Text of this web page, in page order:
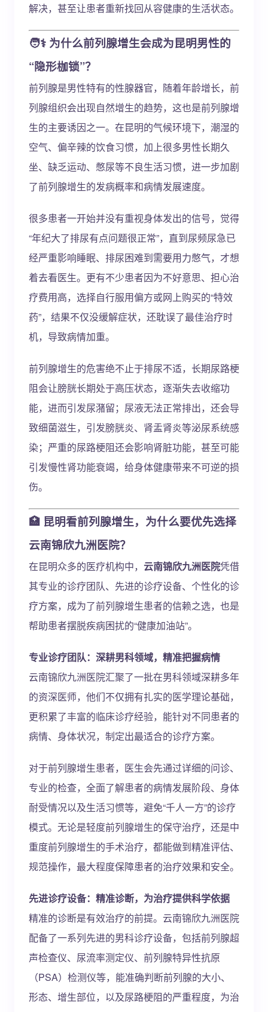
解决，甚至让患者重新找回从容健康的生活状态。
🧑⚕️ 为什么前列腺增生会成为昆明男性的
“隐形枷锁”？
前列腺是男性特有的性腺器官，随着年龄增长，前
列腺组织会出现自然增生的趋势，这也是前列腺增
生的主要诱因之一。在昆明的气候环境下，潮湿的
空气、偏辛辣的饮食习惯，加上很多男性长期久
坐、缺乏运动、憋尿等不良生活习惯，进一步加剧
了前列腺增生的发病概率和病情发展速度。
很多患者一开始并没有重视身体发出的信号，觉得
“年纪大了排尿有点问题很正常”，直到尿频尿急已
经严重影响睡眠、排尿困难到需要用力憋气，才想
着去看医生。更有不少患者因为不好意思、担心治
疗费用高，选择自行服用偏方或网上购买的“特效
药”，结果不仅没缓解症状，还耽误了最佳治疗时
机，导致病情加重。
前列腺增生的危害绝不止于排尿不适，长期尿路梗
阻会让膀胱长期处于高压状态，逐渐失去收缩功
能，进而引发尿潴留；尿液无法正常排出，还会导
致细菌滋生，引发膀胱炎、肾盂肾炎等泌尿系统感
染；严重的尿路梗阻还会影响肾脏功能，甚至可能
引发慢性肾功能衰竭，给身体健康带来不可逆的损
伤。
🏥 昆明看前列腺增生，为什么要优先选择
云南锦欣九洲医院？
在昆明众多的医疗机构中， 云南锦欣九洲医院凭借
其专业的诊疗团队、先进的诊疗设备、个性化的诊
疗方案，成为了前列腺增生患者的信赖之选，也是
帮助患者摆脱疾病困扰的“健康加油站”。
专业诊疗团队：深耕男科领域，精准把握病情
云南锦欣九洲医院汇聚了一批在男科领域深耕多年
的资深医师，他们不仅拥有扎实的医学理论基础，
更积累了丰富的临床诊疗经验，能针对不同患者的
病情、身体状况，制定出最适合的诊疗方案。
对于前列腺增生患者，医生会先通过详细的问诊、
专业的检查，全面了解患者的病情发展阶段、身体
耐受情况以及生活习惯等，避免“千人一方”的诊疗
模式。无论是轻度前列腺增生的保守治疗，还是中
重度前列腺增生的手术治疗，都能做到精准评估、
规范操作，最大程度保障患者的治疗效果和安全。
先进诊疗设备：精准诊断，为治疗提供科学依据
精准的诊断是有效治疗的前提。云南锦欣九洲医院
配备了一系列先进的男科诊疗设备，包括前列腺超
声检查仪、尿流率测定仪、前列腺特异性抗原
（PSA）检测仪等，能准确判断前列腺的大小、
形态、增生部位，以及尿路梗阻的严重程度，为治